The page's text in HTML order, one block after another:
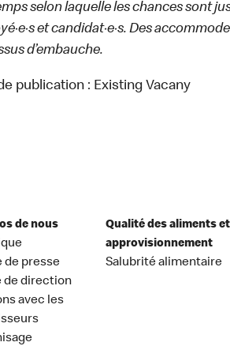
selon laquelle les chances sont
et candidat·e·s. Des
d’embauche.
publication : Existing Vacany
de nous
de presse
de direction
avec les
Qualité des aliments et
approvisionnement
Salubrité alimentaire